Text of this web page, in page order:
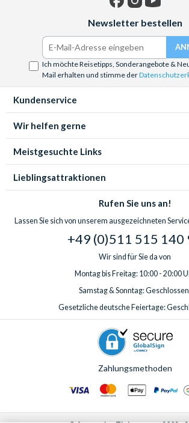
Newsletter bestellen
Ich möchte Reisetipps, Sonderangebote &
Mail erhalten und stimme der
Kundenservice
Wir helfen gerne
Meistgesuchte Links
Lieblingsattraktionen
Rufen Sie uns an!
Lassen Sie sich von unserem ausgezeichneten
+49 (0)511 515 140
Wir sind für Sie da von
Montag bis Freitag: 10:00 - 20:00
Samstag & Sonntag:
Gesetzliche deutsche Feiertage:
Zahlungsmethoden